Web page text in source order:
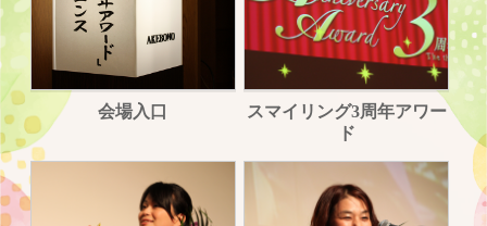
会場入口
スマイリング3周年アワー
ド